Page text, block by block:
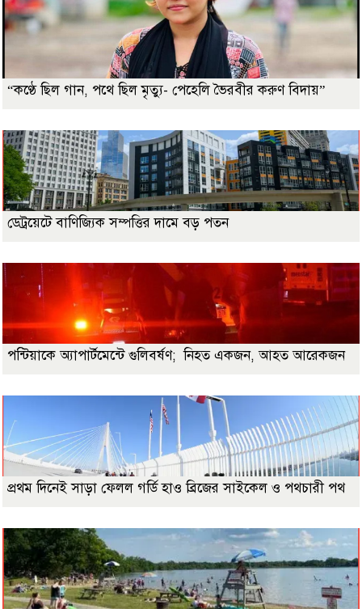
“কণ্ঠে ছিল গান, পথে ছিল মৃত্যু- পেহেলি ভৈরবীর করুণ বিদায়”
ডেট্রয়েটে বাণিজ্যিক সম্পত্তির দামে বড় পতন
পন্টিয়াকে অ্যাপার্টমেন্টে গুলিবর্ষণ; নিহত একজন, আহত আরেকজন
প্রথম দিনেই সাড়া ফেলল গর্ডি হাও ব্রিজের সাইকেল ও পথচারী পথ